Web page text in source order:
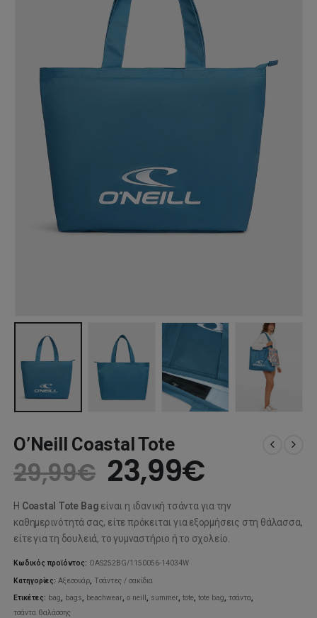
O’Neill Coastal Tote
29,99€ Original
price
was:
29,99€.
23,99€Η
τιμή
23,99€.
Η Coastal Tote Bag είναι η ιδανική τσάντα για την
καθημερινότητά σας, είτε πρόκειται για εξορμήσεις στη θάλασσα,
είτε για τη δουλειά, το γυμναστήριο ή το σχολείο.
Κωδικός προϊόντος: OAS252BG/1150056-14034W
Κατηγορίες:Αξεσουάρ Τσάντες / σακίδια
Ετικέτες: bag, bags, beachwear,o neill, summer,tote,tote bag,τσάντα,
τσάντα θαλάσσης